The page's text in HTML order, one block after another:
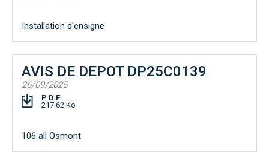
Installation d'ensigne
AVIS DE DEPOT DP25C0139
26/09/2025
PDF
217.62 Ko
106 all Osmont